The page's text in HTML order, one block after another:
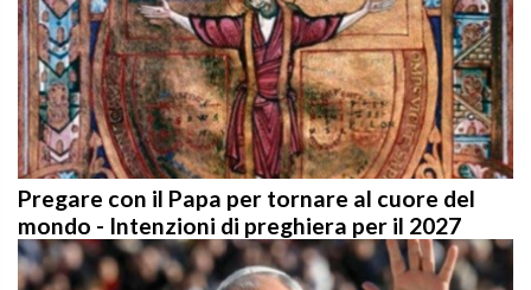
Pregare con il Papa per tornare al cuore del
mondo - Intenzioni di preghiera per il 2027